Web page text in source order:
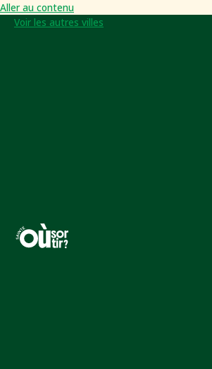
Aller au contenu
Voir les autres villes